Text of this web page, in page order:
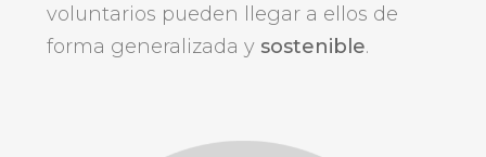
voluntarios pueden llegar a ellos de
forma generalizada y sostenible.